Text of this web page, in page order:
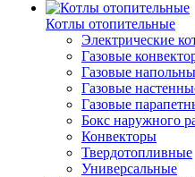
Котлы отопительные
Электрические
Газовые
Газовые
Газовые
Газовые
Бокс наружного
Конвекторы
Твердотопливные
Универсальные